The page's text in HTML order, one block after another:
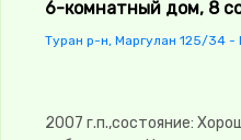
6-комнатный дом, 8
Туран р-н, Маргулан 125/34 -
2007 г.п.,состояние: